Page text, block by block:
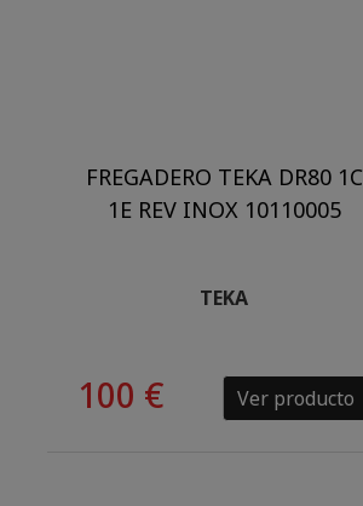
FREGADERO TEKA DR80 1C
1E REV INOX 10110005
TEKA
100 € Ver producto